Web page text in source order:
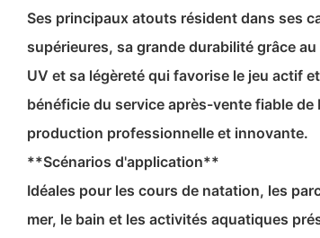
Ses principaux atouts résident dans ses
supérieures, sa grande durabilité grâce
UV et sa légèreté qui favorise le jeu actif
bénéficie du service après-vente fiable de
production professionnelle et innovante.
**Scénarios d'application**
Idéales pour les cours de natation, les
mer, le bain et les activités aquatiques